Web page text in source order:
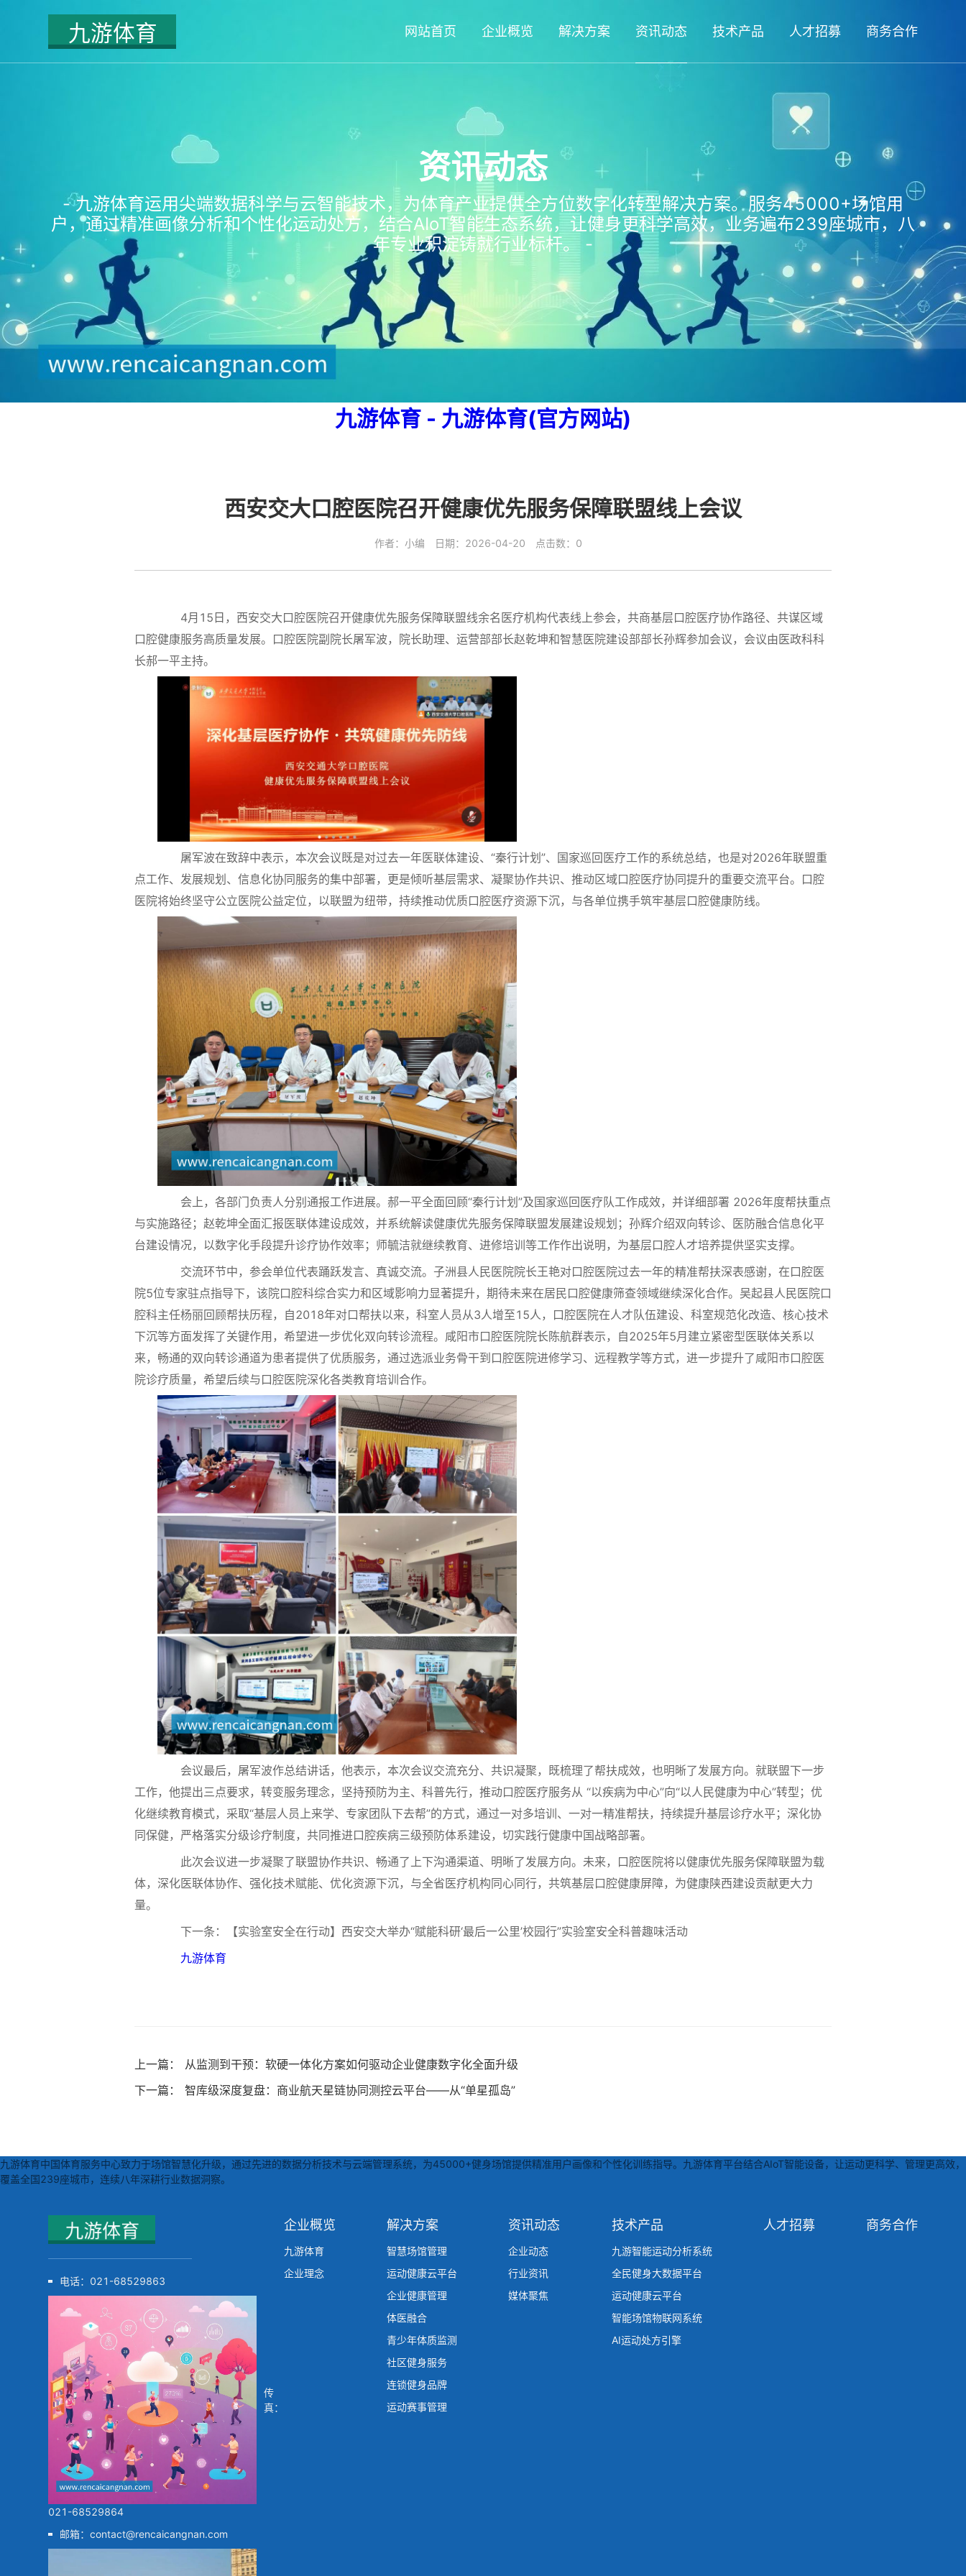
网站首页 企业概览 解决方案 资讯动态 技术产品 人才招募 商务合作
资讯动态
- 九游体育运用尖端数据科学与云智能技术，为体育产业提供全方位数字化转型解决方案。服务45000+场馆用
户，通过精准画像分析和个性化运动处方，结合AIoT智能生态系统，让健身更科学高效，业务遍布239座城市，八
年专业积淀铸就行业标杆。 -
九游体育 - 九游体育(官方网站)
西安交大口腔医院召开健康优先服务保障联盟线上会议
作者：小编 日期：2026-04-20 点击数：0
4月15日，西安交大口腔医院召开健康优先服务保障联盟线余名医疗机构代表线上参会，共商基层口腔医疗协作路径、共谋区域
口腔健康服务高质量发展。口腔医院副院长屠军波，院长助理、运营部部长赵乾坤和智慧医院建设部部长孙辉参加会议，会议由医政科科
长郝一平主持。
屠军波在致辞中表示，本次会议既是对过去一年医联体建设、“秦行计划”、国家巡回医疗工作的系统总结，也是对2026年联盟重
点工作、发展规划、信息化协同服务的集中部署，更是倾听基层需求、凝聚协作共识、推动区域口腔医疗协同提升的重要交流平台。口腔
医院将始终坚守公立医院公益定位，以联盟为纽带，持续推动优质口腔医疗资源下沉，与各单位携手筑牢基层口腔健康防线。
会上，各部门负责人分别通报工作进展。郝一平全面回顾“秦行计划”及国家巡回医疗队工作成效，并详细部署 2026年度帮扶重点
与实施路径；赵乾坤全面汇报医联体建设成效，并系统解读健康优先服务保障联盟发展建设规划；孙辉介绍双向转诊、医防融合信息化平
台建设情况，以数字化手段提升诊疗协作效率；师毓洁就继续教育、进修培训等工作作出说明，为基层口腔人才培养提供坚实支撑。
交流环节中，参会单位代表踊跃发言、真诚交流。子洲县人民医院院长王艳对口腔医院过去一年的精准帮扶深表感谢，在口腔医
院5位专家驻点指导下，该院口腔科综合实力和区域影响力显著提升，期待未来在居民口腔健康筛查领域继续深化合作。吴起县人民医院口
腔科主任杨丽回顾帮扶历程，自2018年对口帮扶以来，科室人员从3人增至15人，口腔医院在人才队伍建设、科室规范化改造、核心技术
下沉等方面发挥了关键作用，希望进一步优化双向转诊流程。咸阳市口腔医院院长陈航群表示，自2025年5月建立紧密型医联体关系以
来，畅通的双向转诊通道为患者提供了优质服务，通过选派业务骨干到口腔医院进修学习、远程教学等方式，进一步提升了咸阳市口腔医
院诊疗质量，希望后续与口腔医院深化各类教育培训合作。
会议最后，屠军波作总结讲话，他表示，本次会议交流充分、共识凝聚，既梳理了帮扶成效，也明晰了发展方向。就联盟下一步
工作，他提出三点要求，转变服务理念，坚持预防为主、科普先行，推动口腔医疗服务从 “以疾病为中心”向“以人民健康为中心”转型；优
化继续教育模式，采取“基层人员上来学、专家团队下去帮”的方式，通过一对多培训、一对一精准帮扶，持续提升基层诊疗水平；深化协
同保健，严格落实分级诊疗制度，共同推进口腔疾病三级预防体系建设，切实践行健康中国战略部署。
此次会议进一步凝聚了联盟协作共识、畅通了上下沟通渠道、明晰了发展方向。未来，口腔医院将以健康优先服务保障联盟为载
体，深化医联体协作、强化技术赋能、优化资源下沉，与全省医疗机构同心同行，共筑基层口腔健康屏障，为健康陕西建设贡献更大力
量。
下一条：【实验室安全在行动】西安交大举办“赋能科研‘最后一公里’校园行”实验室安全科普趣味活动
九游体育
上一篇：
从监测到干预：软硬一体化方案如何驱动企业健康数字化全面升级
下一篇：
智库级深度复盘：商业航天星链协同测控云平台——从“单星孤岛”
九游体育中国体育服务中心致力于场馆智慧化升级，通过先进的数据分析技术与云端管理系统，为45000+健身场馆提供精准用户画像和个性化训练指导。九游体育平台结合AIoT智能设备，让运动更科学、管理更高效，
覆盖全国239座城市，连续八年深耕行业数据洞察。
电话： 021-68529863
传
真：
021-68529864
邮箱：contact@rencaicangnan.com
企业概览
九游体育
企业理念
解决方案
智慧场馆管理
运动健康云平台
企业健康管理
体医融合
青少年体质监测
社区健身服务
连锁健身品牌
运动赛事管理
资讯动态
企业动态
行业资讯
媒体聚焦
技术产品
九游智能运动分析系统
全民健身大数据平台
运动健康云平台
智能场馆物联网系统
AI运动处方引擎
人才招募 商务合作